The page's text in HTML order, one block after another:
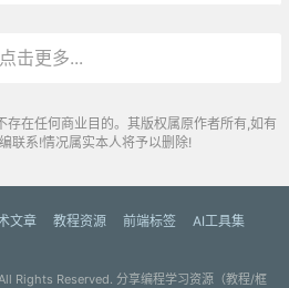
刀
点击更多...
存在任何商业目的。其版权属原作者所有,如有
联系!情况属实本人将予以删除!
文章 教程资源 前端标签
AI工具集